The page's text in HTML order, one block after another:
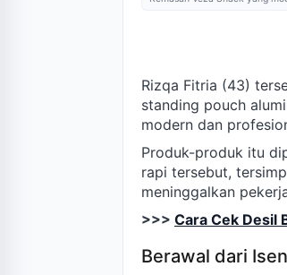
Rizqa Fitria (43)
standing pouch
modern dan
Produk-produk itu
rapi tersebut,
meninggalkan
>>> Cara Cek Desil
Berawal dari